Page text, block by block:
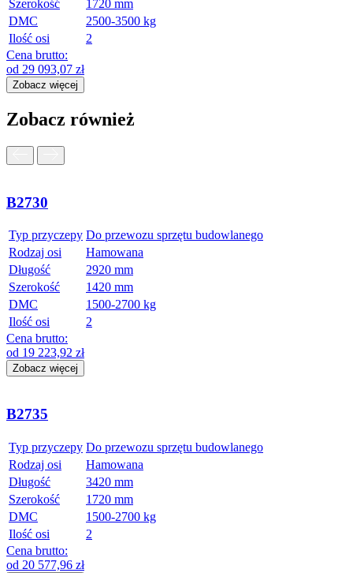
Szerokość
1720 mm
DMC
2500-3500 kg
Ilość osi
2
Cena brutto:
od 29 093,07 zł
Zobacz więcej
Zobacz również
B2730
Typ przyczepy Do przewozu sprzętu budowlanego
Rodzaj osi
Hamowana
Długość
2920 mm
Szerokość
1420 mm
DMC
1500-2700 kg
Ilość osi
2
Cena brutto:
od 19 223,92 zł
Zobacz więcej
B2735
Typ przyczepy Do przewozu sprzętu budowlanego
Rodzaj osi
Hamowana
Długość
3420 mm
Szerokość
1720 mm
DMC
1500-2700 kg
Ilość osi
2
Cena brutto:
od 20 577,96 zł